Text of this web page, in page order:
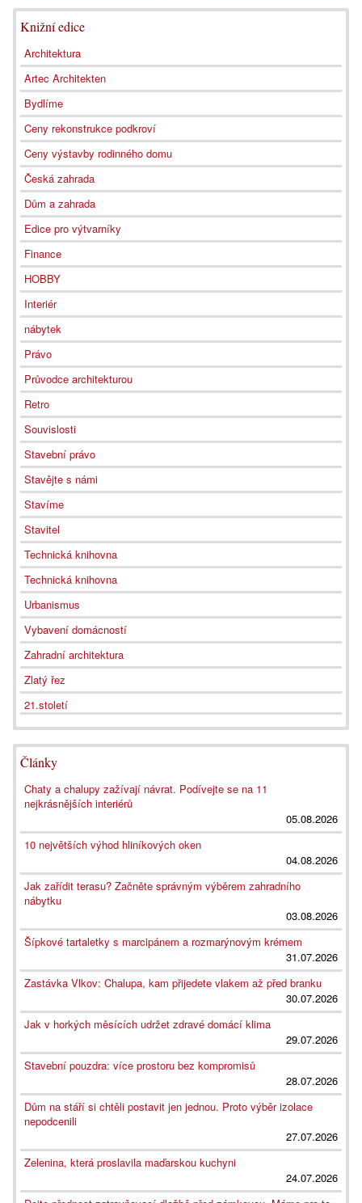
Knižní edice
Architektura
Artec Architekten
Bydlíme
Ceny rekonstrukce podkroví
Ceny výstavby rodinného domu
Česká zahrada
Dům a zahrada
Edice pro výtvarníky
Finance
HOBBY
Interiér
nábytek
Právo
Průvodce architekturou
Retro
Souvislosti
Stavební právo
Stavějte s námi
Stavíme
Stavitel
Technická knihovna
Technická knihovna
Urbanismus
Vybavení domácností
Zahradní architektura
Zlatý řez
21.století
Články
Chaty a chalupy zažívají návrat. Podívejte se na 11
nejkrásnějších interiérů
05.08.2026
10 největších výhod hliníkových oken
04.08.2026
Jak zařídit terasu? Začněte správným výběrem zahradního
nábytku
03.08.2026
Šípkové tartaletky s marcipánem a rozmarýnovým krémem
31.07.2026
Zastávka Vlkov: Chalupa, kam přijedete vlakem až před branku
30.07.2026
Jak v horkých měsících udržet zdravé domácí klima
29.07.2026
Stavební pouzdra: více prostoru bez kompromisů
28.07.2026
Dům na stáří si chtěli postavit jen jednou. Proto výběr izolace
nepodcenili
27.07.2026
Zelenina, která proslavila maďarskou kuchyni
24.07.2026